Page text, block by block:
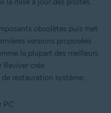
obsolètes puis met
versions proposées
la plupart des meilleurs
crée
restauration système.
PC